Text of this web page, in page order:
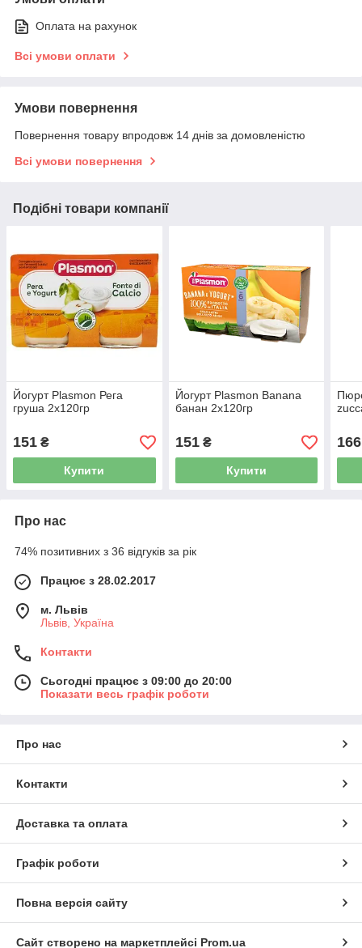
Оплата на рахунок
Всі умови оплати
Умови повернення
Повернення товару впродовж 14 днів за домовленістю
Всі умови повернення
Подібні товари компанії
Йогурт Plasmon Рега
груша 2х120гр
151 ₴
Купити
Йогурт Plasmon Banana
банан 2х120гр
151₴
Купити
166
Про нас
74% позитивних з 36 відгуків за рік
Працює з 28.02.2017
м. Львів
Львів, Україна
Контакти
Сьогодні працює з 09:00 до 20:00
Показати весь графік роботи
Про нас
Контакти
Доставка та оплата
Графік роботи
Повна версія сайту
Сайт створено на маркетплейсі Prom.ua